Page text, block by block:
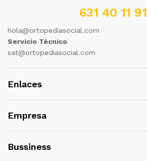
631 40 11 91
hola@ortopediasocial.com
Servicio Técnico
sat@ortopediasocial.com
Enlaces
Empresa
Bussiness